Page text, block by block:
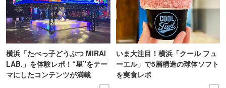
横浜「たべっ子どうぶつ MIRAI
LAB.」を体験レポ！“星”をテー
マにしたコンテンツが満載
いま大注目！横浜「クール フュ
ーエル」で5層構造の球体ソフト
を実食レポ